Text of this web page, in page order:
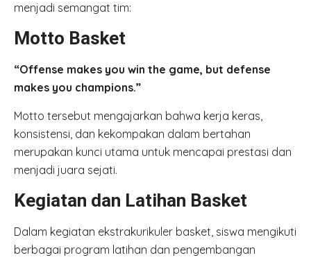
menjadi semangat tim:
Motto Basket
“Offense makes you win the game, but defense
makes you champions.”
Motto tersebut mengajarkan bahwa kerja keras,
konsistensi, dan kekompakan dalam bertahan
merupakan kunci utama untuk mencapai prestasi dan
menjadi juara sejati.
Kegiatan dan Latihan Basket
Dalam kegiatan ekstrakurikuler basket, siswa mengikuti
berbagai program latihan dan pengembangan